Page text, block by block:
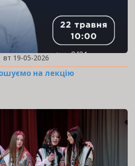
вт 19-05-2026
на лекцію